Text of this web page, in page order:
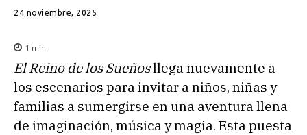
24 noviembre, 2025
1 min.
El Reino de los Sueñosllega nuevamente a
los escenarios para invitar a niños, niñas y
familias a sumergirse en una aventura llena
de imaginación, música y magia. Esta puesta